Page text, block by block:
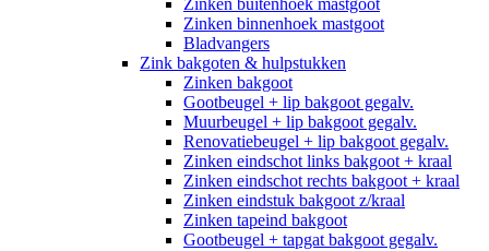
Zinken buitenhoek mastgoot
Zinken binnenhoek mastgoot
Bladvangers
Zink bakgoten & hulpstukken
Zinken bakgoot
Gootbeugel + lip bakgoot gegalv.
Muurbeugel + lip bakgoot gegalv.
Renovatiebeugel + lip bakgoot gegalv.
Zinken eindschot links bakgoot + kraal
Zinken eindschot rechts bakgoot + kraal
Zinken eindstuk bakgoot z/kraal
Zinken tapeind bakgoot
Gootbeugel + tapgat bakgoot gegalv.